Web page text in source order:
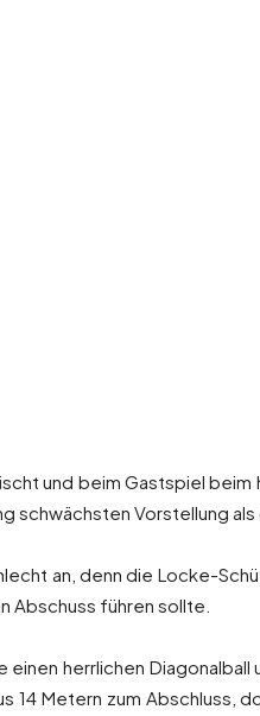
und beim Gastspiel
Vorstellung als
an, denn die Locke-
Abschuss führen sollte.
herrlichen
14 Metern zum